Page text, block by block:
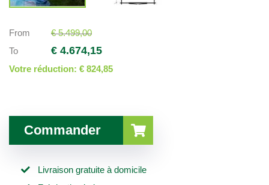
From
€ 5.499,00
To
€ 4.674,15
Votre réduction: € 824,85
Commander
Livraison gratuite à domicile